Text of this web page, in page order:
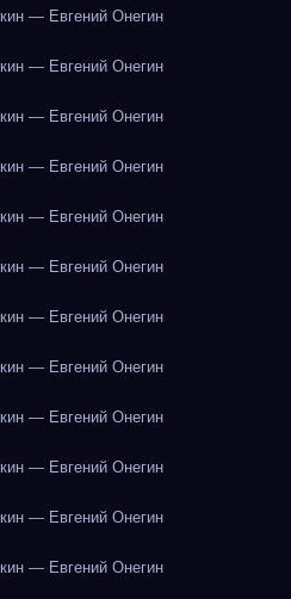
— Евгений Онегин
— Евгений Онегин
— Евгений Онегин
— Евгений Онегин
— Евгений Онегин
— Евгений Онегин
— Евгений Онегин
— Евгений Онегин
— Евгений Онегин
— Евгений Онегин
— Евгений Онегин
— Евгений Онегин